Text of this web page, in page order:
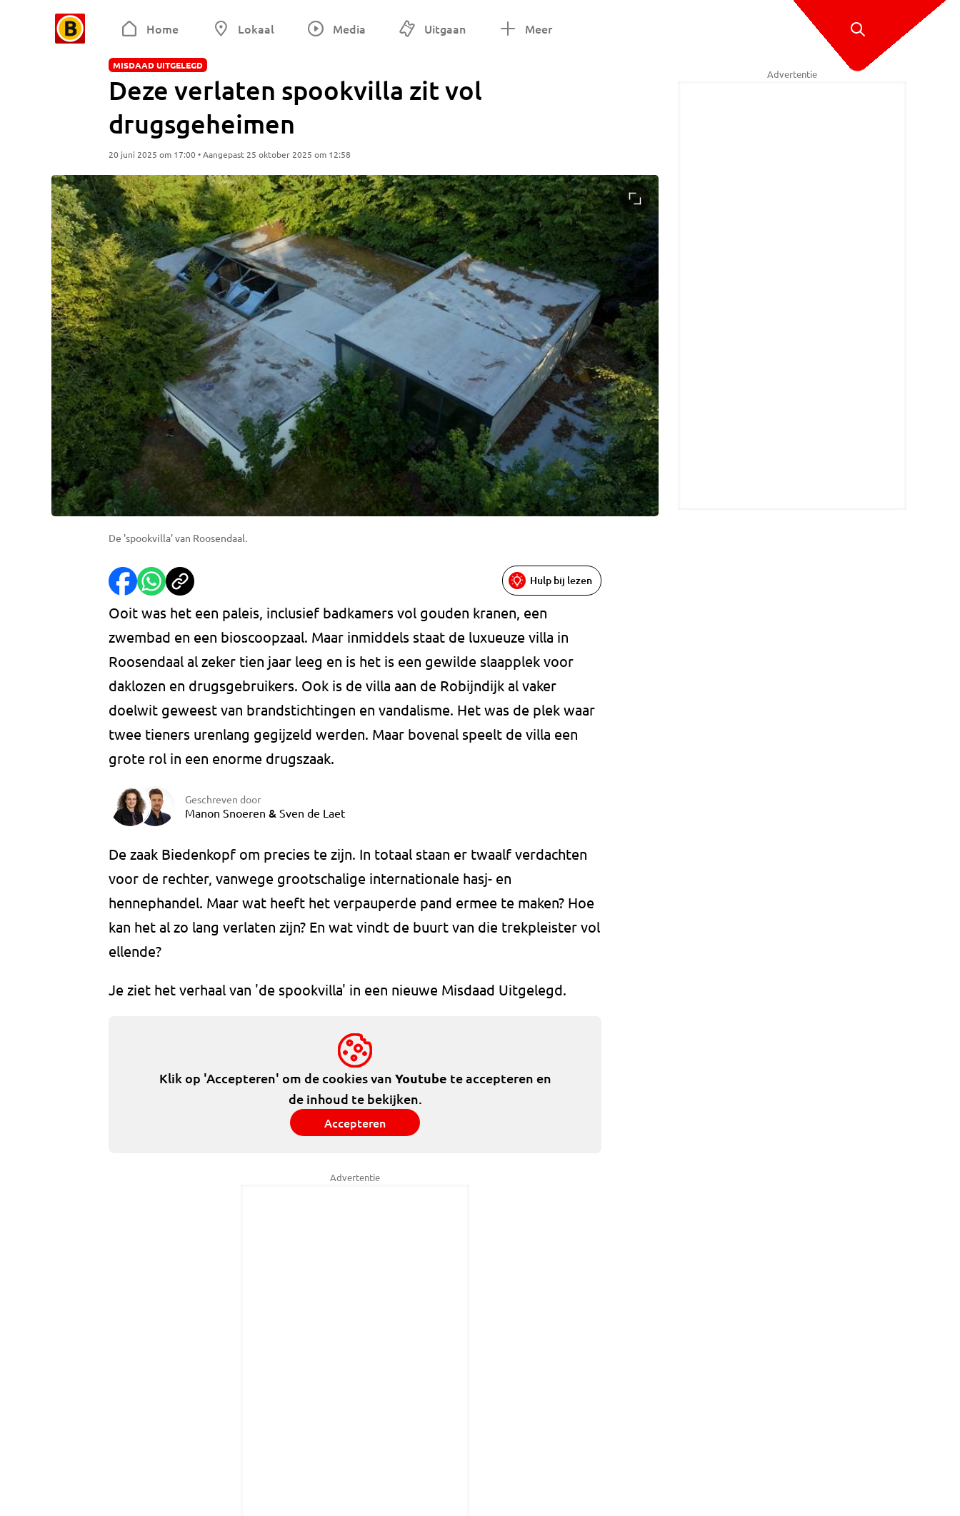
Home Lokaal Media Uitgaan Meer
MISDAAD UITGELEGD
Deze verlaten spookvilla zit vol
drugsgeheimen
20 juni 2025 om 17:00 • Aangepast 25 oktober 2025 om 12:58
De 'spookvilla' van Roosendaal.
Hulp bij lezen
Ooit was het een paleis, inclusief badkamers vol gouden kranen, een
zwembad en een bioscoopzaal. Maar inmiddels staat de luxueuze villa in
Roosendaal al zeker tien jaar leeg en is het is een gewilde slaapplek voor
daklozen en drugsgebruikers. Ook is de villa aan de Robijndijk al vaker
doelwit geweest van brandstichtingen en vandalisme. Het was de plek waar
twee tieners urenlang gegijzeld werden. Maar bovenal speelt de villa een
grote rol in een enorme drugszaak.
Geschreven door
Manon Snoeren & Sven de Laet
De zaak Biedenkopf om precies te zijn. In totaal staan er twaalf verdachten
voor de rechter, vanwege grootschalige internationale hasj- en
hennephandel. Maar wat heeft het verpauperde pand ermee te maken? Hoe
kan het al zo lang verlaten zijn? En wat vindt de buurt van die trekpleister vol
ellende?
Je ziet het verhaal van 'de spookvilla' in een nieuwe Misdaad Uitgelegd.
Klik op 'Accepteren' om de cookies van Youtube te accepteren en
de inhoud te bekijken.
Accepteren
Advertentie
Advertentie